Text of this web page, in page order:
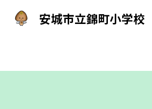
安城市立錦町小学校